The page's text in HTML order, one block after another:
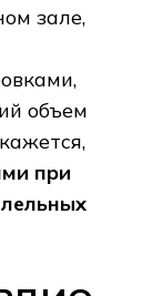
зале,
объем
при